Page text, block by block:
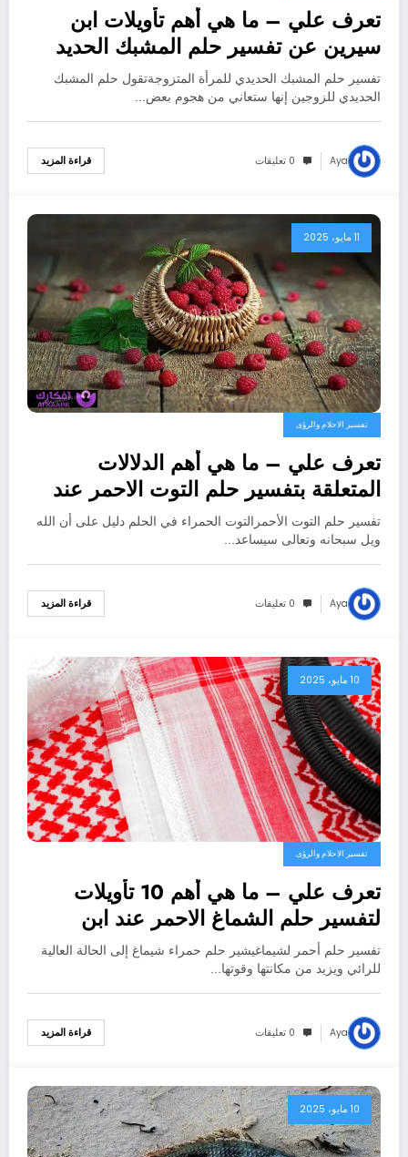
تعرف علي – ما هي أهم تأويلات ابن
سيرين عن تفسير حلم المشبك الحديد
للمتزوجه؟ – بالتفصيل
تفسير حلم المشبك الحديدي للمرأة المتزوجةتقول حلم المشبك
الحديدي للزوجين إنها ستعاني من هجوم بعض…
Aya 0 تعليقات قراءة المزيد
11 مايو، 2025
تفسير الاحلام والرؤى
تعرف علي – ما هي أهم الدلالات
المتعلقة بتفسير حلم التوت الاحمر عند
ابن سيرين؟ – بالتفصيل
تفسير حلم التوت الأحمرالتوت الحمراء في الحلم دليل على أن الله
ويل سبحانه وتعالى سيساعد…
Aya 0 تعليقات قراءة المزيد
10 مايو، 2025
تفسير الاحلام والرؤى
تعرف علي – ما هي أهم 10 تأويلات
لتفسير حلم الشماغ الاحمر عند ابن
سيرين؟ – بالتفصيل
تفسير حلم أحمر لشيماغيشير حلم حمراء شيماغ إلى الحالة العالية
للرائي ويزيد من مكانتها وقوتها…
Aya 0 تعليقات قراءة المزيد
10 مايو، 2025